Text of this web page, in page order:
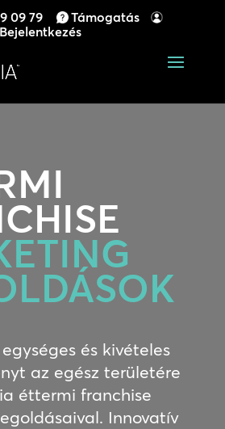
09 79
Támogatás
Bejelentkezés
és kivételes
az egész területére
éttermi franchise
Innovatív